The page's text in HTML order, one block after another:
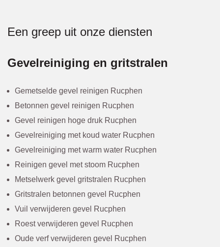
Een greep uit onze diensten
Gevelreiniging en gritstralen
Gemetselde gevel reinigen Rucphen
Betonnen gevel reinigen Rucphen
Gevel reinigen hoge druk Rucphen
Gevelreiniging met koud water Rucphen
Gevelreiniging met warm water Rucphen
Reinigen gevel met stoom Rucphen
Metselwerk gevel gritstralen Rucphen
Gritstralen betonnen gevel Rucphen
Vuil verwijderen gevel Rucphen
Roest verwijderen gevel Rucphen
Oude verf verwijderen gevel Rucphen